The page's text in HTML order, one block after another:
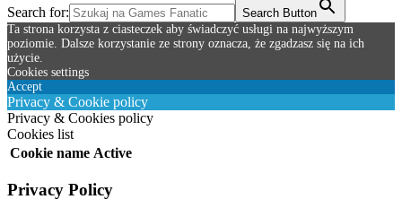
Search for:
Search Button
Ta strona korzysta z ciasteczek aby świadczyć usługi na najwyższym
poziomie. Dalsze korzystanie ze strony oznacza, że zgadzasz się na ich
użycie.
Cookies settings
Accept
Privacy & Cookie policy
Privacy & Cookies policy
Cookies list
Cookie name Active
Privacy Policy